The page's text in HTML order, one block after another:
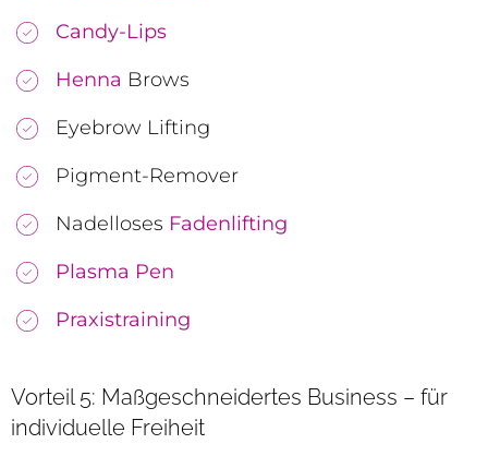
Candy-Lips
Henna Brows
Eyebrow Lifting
Pigment-Remover
Nadelloses Fadenlifting
Plasma Pen
Praxistraining
Vorteil 5: Maßgeschneidertes Business – für
individuelle Freiheit